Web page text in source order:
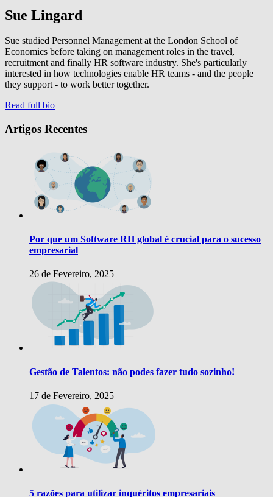
Sue Lingard
Sue studied Personnel Management at the London School of
Economics before taking on management roles in the travel,
recruitment and finally HR software industry. She's particularly
interested in how technologies enable HR teams - and the people
they support - to work better together.
Read full bio
Artigos Recentes
Por que um Software RH global é crucial para o sucesso
empresarial
26 de Fevereiro, 2025
Gestão de Talentos: não podes fazer tudo sozinho!
17 de Fevereiro, 2025
5 razões para utilizar inquéritos empresariais